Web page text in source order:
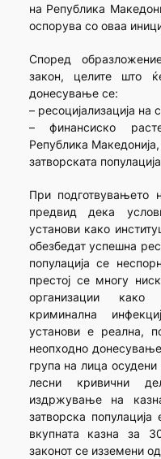
на Република
оспорува со оваа
Според
закон, целите што
донесување се:
– ресоцијализација на
– финансиско
Република
затворската
При подготвувањето
предвид дека
установи како
обезбедат успешна
популација се
престој се многу
организации
криминална
установи е реална,
неопходно
група на лица
лесни кривични
издржување на
затворска
вкупната казна за
законот се изземени